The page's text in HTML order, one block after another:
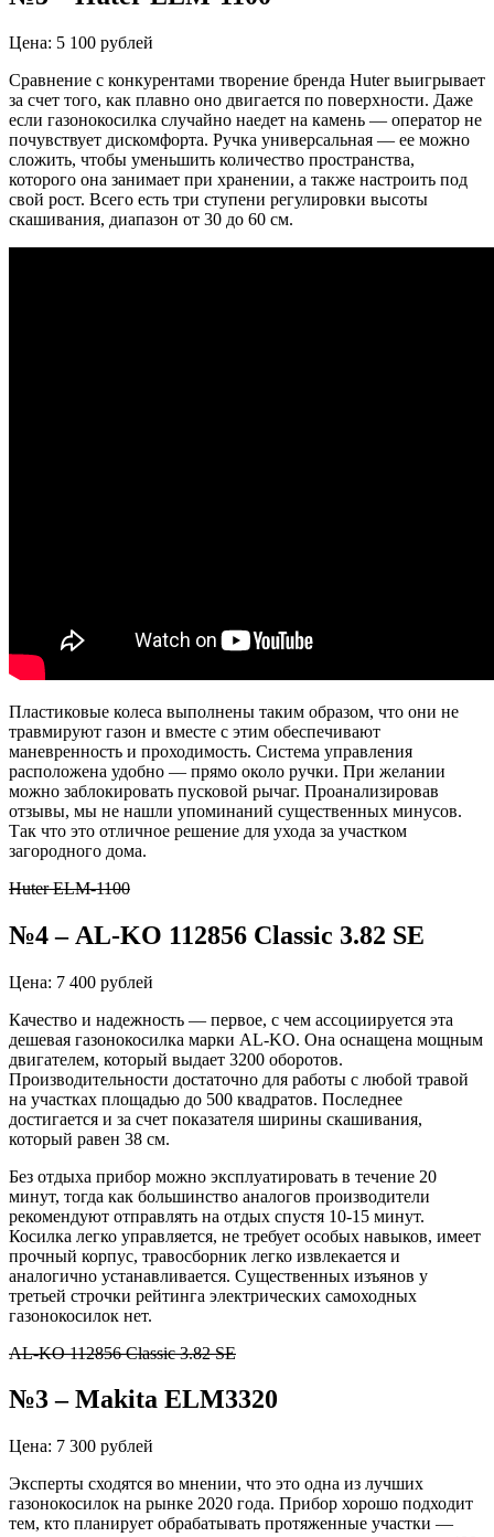
Цена: 5 100 рублей
Сравнение с конкурентами творение бренда Huter выигрывает
за счет того, как плавно оно двигается по поверхности. Даже
если газонокосилка случайно наедет на камень — оператор не
почувствует дискомфорта. Ручка универсальная — ее можно
сложить, чтобы уменьшить количество пространства,
которого она занимает при хранении, а также настроить под
свой рост. Всего есть три ступени регулировки высоты
скашивания, диапазон от 30 до 60 см.
Пластиковые колеса выполнены таким образом, что они не
травмируют газон и вместе с этим обеспечивают
маневренность и проходимость. Система управления
расположена удобно — прямо около ручки. При желании
можно заблокировать пусковой рычаг. Проанализировав
отзывы, мы не нашли упоминаний существенных минусов.
Так что это отличное решение для ухода за участком
загородного дома.
Huter ELM-1100
№4 – AL-KO 112856 Classic 3.82 SE
Цена: 7 400 рублей
Качество и надежность — первое, с чем ассоциируется эта
дешевая газонокосилка марки AL-KO. Она оснащена мощным
двигателем, который выдает 3200 оборотов.
Производительности достаточно для работы с любой травой
на участках площадью до 500 квадратов. Последнее
достигается и за счет показателя ширины скашивания,
который равен 38 см.
Без отдыха прибор можно эксплуатировать в течение 20
минут, тогда как большинство аналогов производители
рекомендуют отправлять на отдых спустя 10-15 минут.
Косилка легко управляется, не требует особых навыков, имеет
прочный корпус, травосборник легко извлекается и
аналогично устанавливается. Существенных изъянов у
третьей строчки рейтинга электрических самоходных
газонокосилок нет.
AL-KO 112856 Classic 3.82 SE
№3 – Makita ELM3320
Цена: 7 300 рублей
Эксперты сходятся во мнении, что это одна из лучших
газонокосилок на рынке 2020 года. Прибор хорошо подходит
тем, кто планирует обрабатывать протяженные участки —